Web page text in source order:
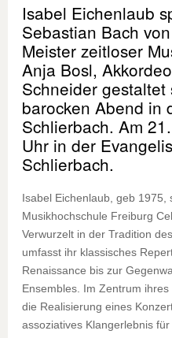
Isabel Eichenlaub
Sebastian Bach
Meister zeitloser
Anja Bosl,
Schneider
barocken Abend in
Schlierbach. Am
Uhr in der
Schlierbach.
Isabel Eichenlaub, geb 1975,
Musikhochschule Freiburg
Verwurzelt in der Tradition
umfasst ihr klassisches
Renaissance bis zur
Ensembles. Im Zentrum
die Realisierung eines
assoziatives Klangerlebnis